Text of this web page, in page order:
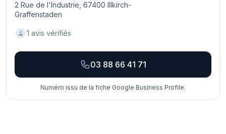
2 Rue de l'Industrie, 67400 Illkirch-
Graffenstaden
1 avis vérifiés
03 88 66 41 71
Numéro issu de la fiche Google Business Profile.